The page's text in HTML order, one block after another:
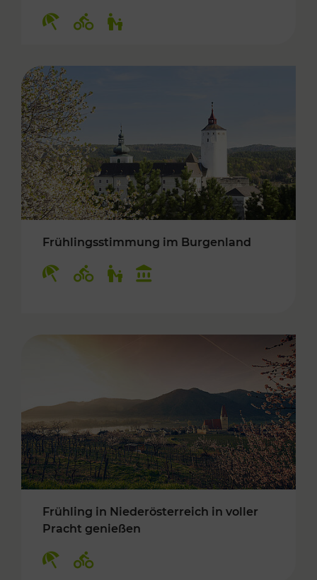
Frühlingsstimmung im Burgenland
Frühling in Niederösterreich in voller
Pracht genießen